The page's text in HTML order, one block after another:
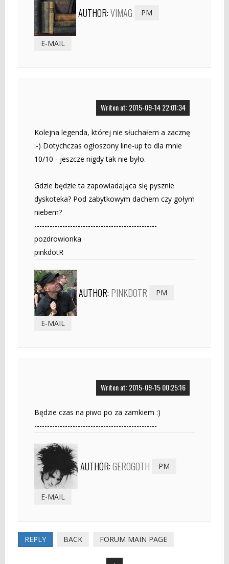
AUTHOR:VIMAG PM
E-MAIL
Writen at: 2015-09-14 22:01:34
Kolejna legenda, której nie słuchałem a zacznę
:-) Dotychczas ogłoszony line-up to dla mnie
10/10 - jeszcze nigdy tak nie było.
Gdzie będzie ta zapowiadająca się pysznie
dyskoteka? Pod zabytkowym dachem czy gołym
niebem?
------------------------------------------------
pozdrowionka
pinkdotR
AUTHOR: PINKDOTR PM
E-MAIL
Writen at: 2015-09-15 00:25:16
Będzie czas na piwo po za zamkiem :)
------------------------------------------------
AUTHOR:GEROGOTH PM
E-MAIL
REPLY BACK FORUM MAIN PAGE